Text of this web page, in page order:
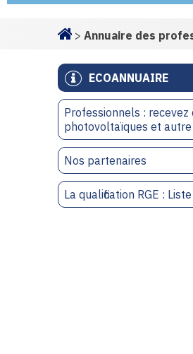
> Annuaire des
ECOANNUAIRE
Professionnels : recevez
photovoltaïques et autre
Nos partenaires
La qualification RGE :